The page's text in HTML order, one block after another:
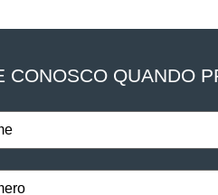
CONOSCO QUANDO